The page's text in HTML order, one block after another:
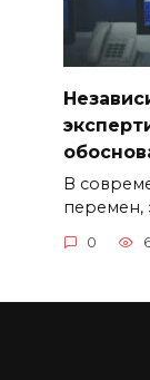
В
перемен,
0